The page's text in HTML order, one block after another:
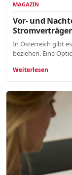
MAGAZIN
Vor- und
In Österreich gibt
beziehen. Eine
Weiterlesen